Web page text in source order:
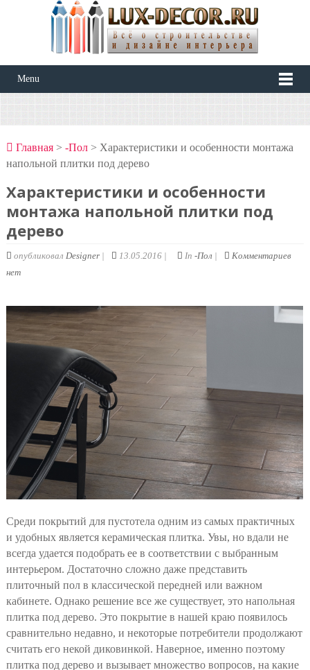
Menu
Главная> -Пол> Характеристики и особенности монтажа
напольной плитки под дерево
Характеристики и особенности
монтажа напольной плитки под
дерево
опубликовал Designer| 13.05.2016 | In -Пол |
Комментариев
нет
Среди покрытий для пустотела одним из самых практичных
и удобных является керамическая плитка. Увы, но вдали не
всегда удается подобрать ее в соответствии с выбранным
интерьером. Достаточно сложно даже представить
плиточный пол в классической передней или важном
кабинете. Однако решение все же существует, это напольная
плитка под дерево. Это покрытие в нашей краю появилось
сравнительно недавно, и некоторые потребители продолжают
считать его некой диковинкой. Наверное, именно поэтому
плитка под дерево и вызывает множество вопросов, на какие